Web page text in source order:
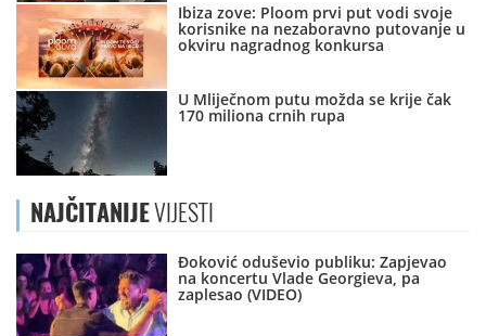
Ibiza zove: Ploom prvi put vodi svoje
korisnike na nezaboravno putovanje u
okviru nagradnog konkursa
U Mliječnom putu možda se krije čak
170 miliona crnih rupa
NAJČITANIJEVIJESTI
Đoković oduševio publiku: Zapjevao
na koncertu Vlade Georgieva, pa
zaplesao (VIDEO)